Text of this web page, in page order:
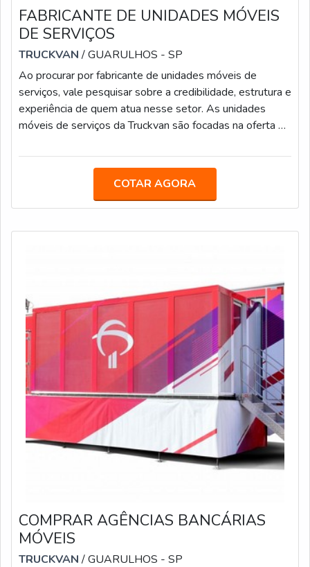
FABRICANTE DE UNIDADES MÓVEIS
DE SERVIÇOS
TRUCKVAN/ GUARULHOS - SP
Ao procurar por fabricante de unidades móveis de
serviços, vale pesquisar sobre a credibilidade, estrutura e
experiência de quem atua nesse setor. As unidades
móveis de serviços da Truckvan são focadas na oferta de
Municipais, com comodidade e facilidade para os
grandes centros. Os modelos são equipados com salas
de reunião e copa para uso dos servidores.PRINCIPAIS
COTAR AGORA
COMPRAR AGÊNCIAS BANCÁRIAS
MÓVEIS
TRUCKVAN/ GUARULHOS - SP